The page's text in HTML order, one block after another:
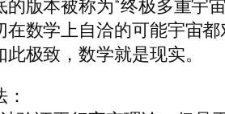
版本被称为“终极多重宇宙
在数学上自洽的可能宇宙都
极致，数学就是现实。